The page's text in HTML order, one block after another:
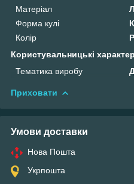
Матеріал
Форма кулі
Колір
Користувальницькі
Тематика виробу
Приховати
Умови доставки
Нова Пошта
Укрпошта